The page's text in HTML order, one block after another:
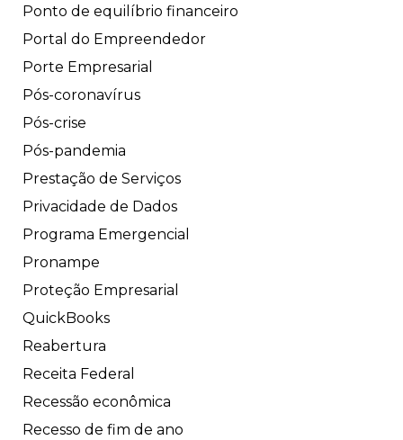
Ponto de equilíbrio financeiro
Portal do Empreendedor
Porte Empresarial
Pós-coronavírus
Pós-crise
Pós-pandemia
Prestação de Serviços
Privacidade de Dados
Programa Emergencial
Pronampe
Proteção Empresarial
QuickBooks
Reabertura
Receita Federal
Recessão econômica
Recesso de fim de ano